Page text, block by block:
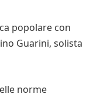
popolare con
Guarini, solista
norme